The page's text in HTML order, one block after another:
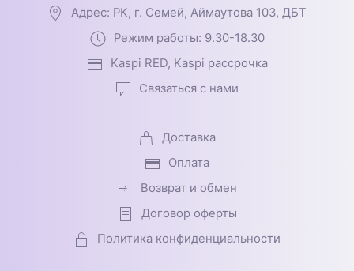
Адрес: РК, г. Семей, Аймаутова 103, ДБТ
Режим работы: 9.30-18.30
Kaspi RED, Kaspi рассрочка
Связаться с нами
Доставка
Оплата
Возврат и обмен
Договор оферты
Политика конфиденциальности